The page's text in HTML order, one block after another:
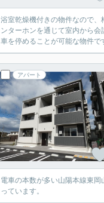
浴室乾燥機付きの物件なので
ンターホンを通じて室内から
車を停めることが可能な物件
アパート
電車の本数が多い山陽本線東
っています。